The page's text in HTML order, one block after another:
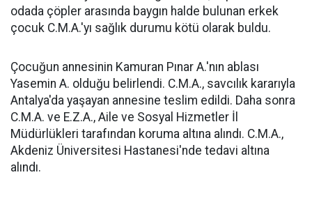
odada çöpler arasında baygın halde bulunan erkek
çocuk C.M.A.'yı sağlık durumu kötü olarak buldu.
Çocuğun annesinin Kamuran Pınar A.'nın ablası
Yasemin A. olduğu belirlendi. C.M.A., savcılık kararıyla
Antalya'da yaşayan annesine teslim edildi. Daha sonra
C.M.A. ve E.Z.A., Aile ve Sosyal Hizmetler İl
Müdürlükleri tarafından koruma altına alındı. C.M.A.,
Akdeniz Üniversitesi Hastanesi'nde tedavi altına
alındı.